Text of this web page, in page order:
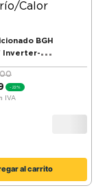
BGH
Inverter-
F-Frío/Calor
00
- 22%
IVA
al carrito